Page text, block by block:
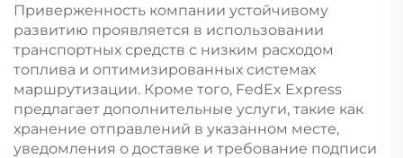
Приверженность компании устойчивому
развитию проявляется в использовании
транспортных средств с низким расходом
топлива и оптимизированных системах
маршрутизации. Кроме того, FedEx Express
предлагает дополнительные услуги, такие как
хранение отправлений в указанном месте,
уведомления о доставке и требование подписи